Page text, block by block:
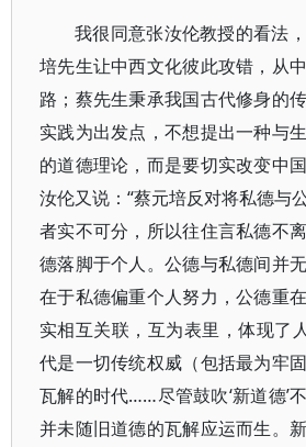
我很同意张汝伦教授的看法
培先生让中西文化彼此攻错，从
路；蔡先生秉承我国古代修身的
实践为出发点，不想提出一种与
的道德理论，而是要切实改变中
汝伦又说：“蔡元培反对将私德与
者实不可分，所以往住言私德不
德落脚于个人。公德与私德间并
在于私德偏重个人努力，公德重
实相互关联，互为表里，体现了
代是一切传统权威（包括最为牢
瓦解的时代……尽管鼓吹‘新道德’
并未随旧道德的瓦解应运而生。